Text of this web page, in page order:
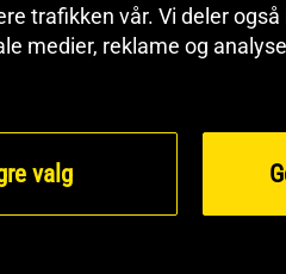
Black Friday
Artikler & Øvelser
trafikken vår. Vi deler
medier, reklame og
valg